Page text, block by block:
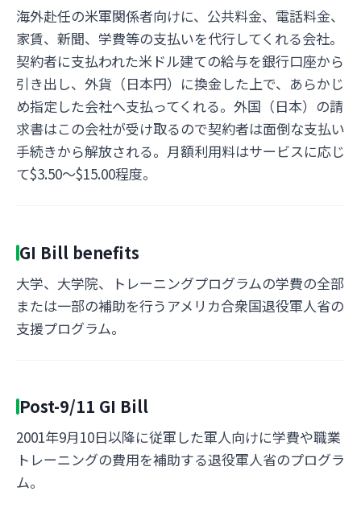
海外赴任の米軍関係者向けに、公共料金、電話料金、
家賃、新聞、学費等の支払いを代行してくれる会社。
契約者に支払われた米ドル建ての給与を銀行口座から
引き出し、外貨（日本円）に換金した上で、あらかじ
め指定した会社へ支払ってくれる。外国（日本）の請
求書はこの会社が受け取るので契約者は面倒な支払い
手続きから解放される。月額利用料はサービスに応じ
て$3.50～$15.00程度。
GI Bill benefits
大学、大学院、トレーニングプログラムの学費の全部
または一部の補助を行うアメリカ合衆国退役軍人省の
支援プログラム。
Post-9/11 GI Bill
2001年9月10日以降に従軍した軍人向けに学費や職業
トレーニングの費用を補助する退役軍人省のプログラ
ム。